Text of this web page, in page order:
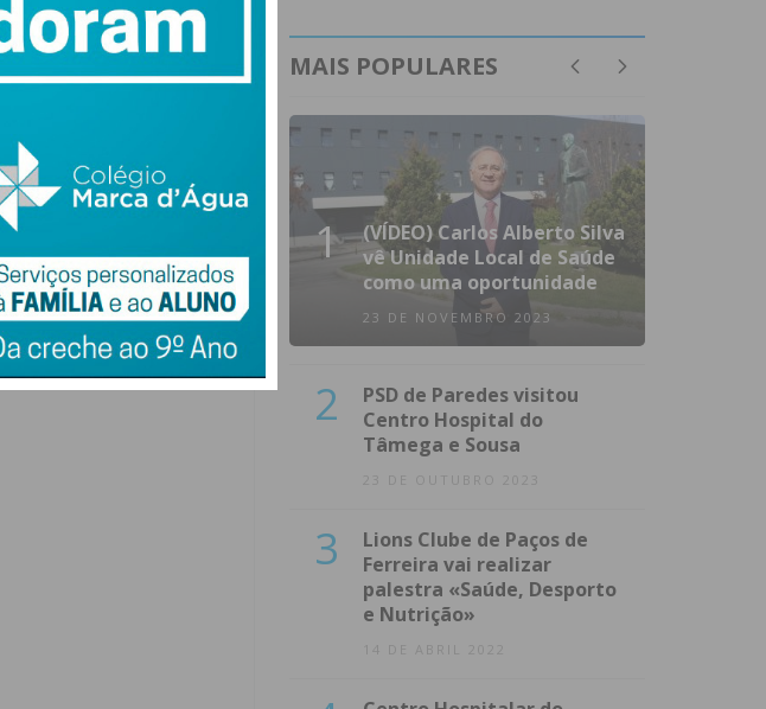
FC Penafiel SAD cria
equipa Sub-23 que
vai ser liderada por
Pedro Barroso
7 DE AGOSTO 2026
MAIS POPULARES
1
(VÍDEO) Carlos Alberto Silva
vê Unidade Local de Saúde
como uma oportunidade
23 DE NOVEMBRO 2023
2
PSD de Paredes visitou
Centro Hospital do
Tâmega e Sousa
23 DE OUTUBRO 2023
3
Lions Clube de Paços de
Ferreira vai realizar
palestra «Saúde, Desporto
e Nutrição»
14 DE ABRIL 2022